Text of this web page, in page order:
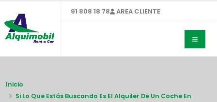
91 808 18 78 AREA CLIENTE
Inicio
Si Lo Que Estás Buscando Es El Alquiler De Un Coche En